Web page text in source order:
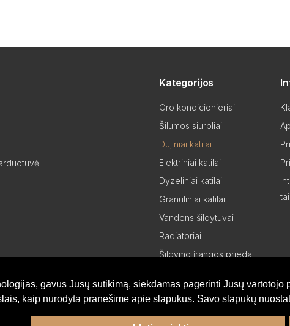
gavus Jūsų sutikimą, siekdamas pagerinti Jūsų vartotojo
kaip nurodyta pranešime apie slapukus. Savo slapukų
Kategorijos
Oro kondicionieriai
Šilumos siurbliai
Dujiniai katilai
Elektriniai katilai
Dyzeliniai katilai
Granuliniai katilai
Vandens šildytuvai
Radiatoriai
Šildymo įrangos priedai
Partneriams